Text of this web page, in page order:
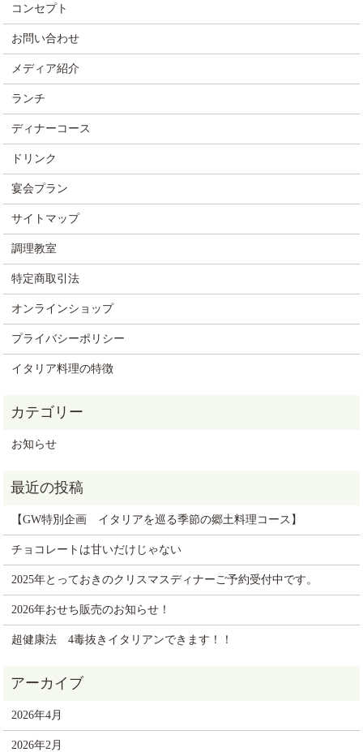
コンセプト
お問い合わせ
メディア紹介
ランチ
ディナーコース
ドリンク
宴会プラン
サイトマップ
調理教室
特定商取引法
オンラインショップ
プライバシーポリシー
イタリア料理の特徴
お知らせ
【GW特別企画 イタリアを巡る季節の郷土料理コース】
チョコレートは甘いだけじゃない
2025年とっておきのクリスマスディナーご予約受付中です。
2026年おせち販売のお知らせ！
超健康法 4毒抜きイタリアンできます！！
2026年4月
2026年2月